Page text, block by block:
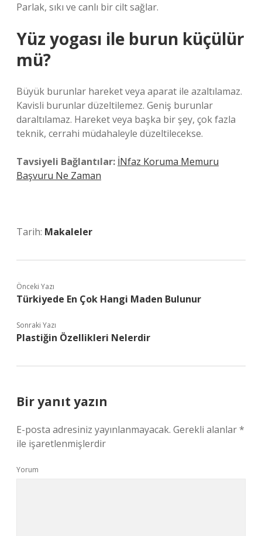
Parlak, sıkı ve canlı bir cilt sağlar.
Yüz yogası ile burun küçülür
mü?
Büyük burunlar hareket veya aparat ile azaltılamaz.
Kavisli burunlar düzeltilemez. Geniş burunlar
daraltılamaz. Hareket veya başka bir şey, çok fazla
teknik, cerrahi müdahaleyle düzeltilecekse.
Tavsiyeli Bağlantılar: İNfaz Koruma Memuru
Başvuru Ne Zaman
Tarih: Makaleler
Önceki Yazı
Türkiyede En Çok Hangi Maden Bulunur
Sonraki Yazı
Plastiğin Özellikleri Nelerdir
Bir yanıt yazın
E-posta adresiniz yayınlanmayacak. Gerekli alanlar*
ile işaretlenmişlerdir
Yorum